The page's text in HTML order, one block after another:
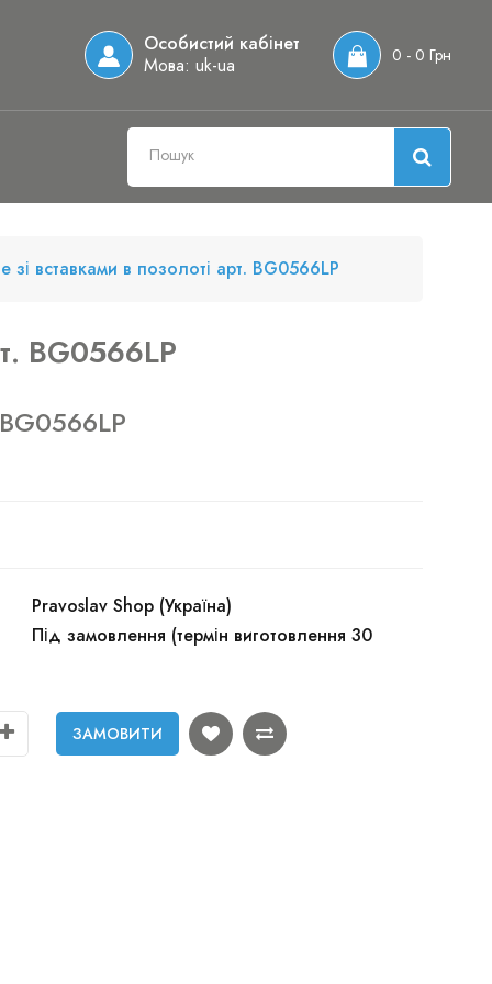
Особистий кабінет
Мова: uk-ua 0 - 0 Грн
зі вставками в позолоті арт. BG0566LP
BG0566LP
Pravoslav Shop (Україна)
Під замовлення (термін виготовлення 30
ЗАМОВИТИ